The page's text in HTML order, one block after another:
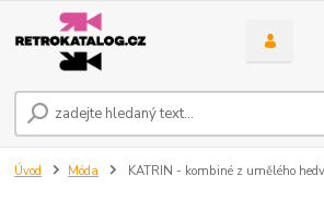
Úvod Móda KATRIN - kombiné z umělého